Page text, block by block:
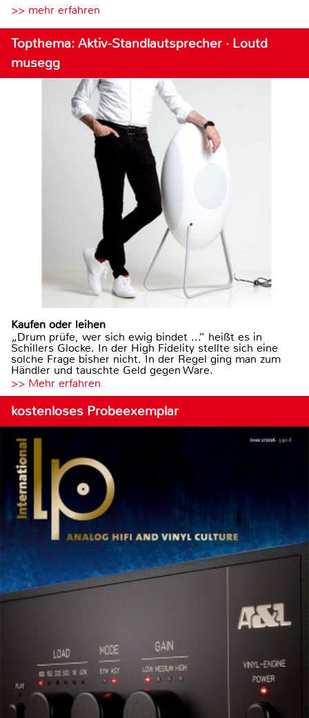
>> mehr erfahren
Topthema: Aktiv-Standlautsprecher · Loutd
musegg
Kaufen oder leihen
„Drum prüfe, wer sich ewig bindet ...“ heißt es in
Schillers Glocke. In der High Fidelity stellte sich eine
solche Frage bisher nicht. In der Regel ging man zum
Händler und tauschte Geld gegen Ware.
>> Mehr erfahren
kostenloses Probeexemplar